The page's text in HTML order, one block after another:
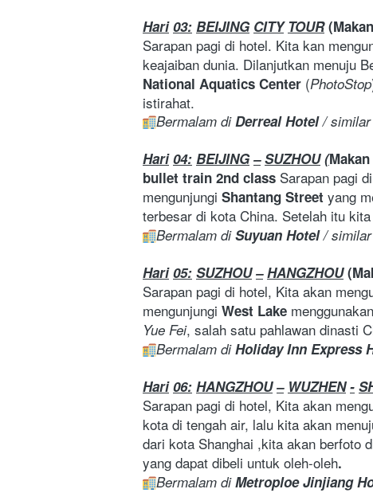
Hari 03: BEIJING CITY TOUR (Makan
Sarapan pagi di hotel. Kita kan
keajaiban dunia. Dilanjutkan menuju
National Aquatics Center (PhotoStop
istirahat.
Bermalam di Derreal Hotel / similar
Hari 04: BEIJING – SUZHOU (Makan
bullet train 2nd class Sarapan pagi
mengunjungi Shantang Street yang
terbesar di kota China. Setelah itu
Bermalam di Suyuan Hotel / similar
Hari 05: SUZHOU – HANGZHOU
Sarapan pagi di hotel, Kita akan
mengunjungi West Lake
Yue Fei, salah satu pahlawan dinasti
Bermalam di Holiday Inn Express
Hari 06: HANGZHOU – WUZHEN -
Sarapan pagi di hotel, Kita akan
kota di tengah air, lalu kita akan
dari kota Shanghai ,kita akan berfoto
yang dapat dibeli untuk oleh-oleh.
Bermalam di Metroploe Jinjiang